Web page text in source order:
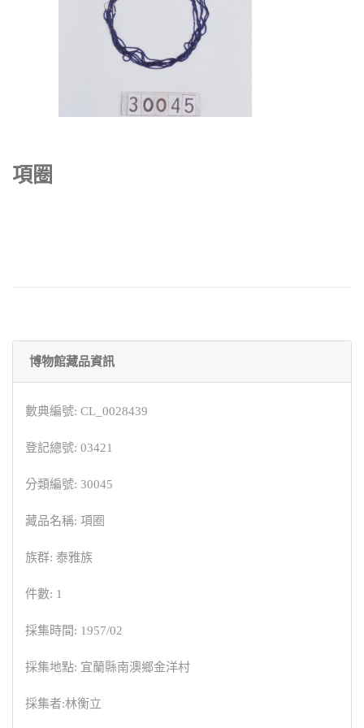
項圈
博物館藏品資訊
數典編號: CL_0028439
登記總號: 03421
分類編號: 30045
藏品名稱: 項圈
族群: 泰雅族
件數: 1
採集時間: 1957/02
採集地點: 宜蘭縣南澳鄉金洋村
採集者:林衡立